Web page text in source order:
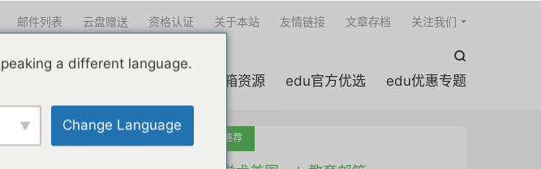

edu邮箱资源 edu官方优选 edu优惠专题
邮件列表 云盘赠送 资格认证 关于本站 友情链接 文章存档 关注我们
共 2 篇文章
吐血推荐
a different language.
Change Language